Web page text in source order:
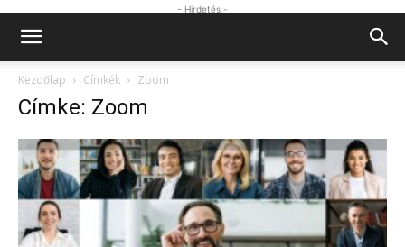
- Hirdetés -
Kezdőlap Címkék Zoom
Címke: Zoom